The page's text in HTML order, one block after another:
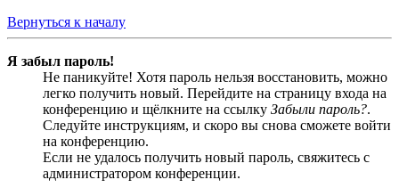
Вернуться к началу
Я забыл пароль!
Не паникуйте! Хотя пароль нельзя восстановить, можно
легко получить новый. Перейдите на страницу входа на
конференцию и щёлкните на ссылку Забыли пароль?.
Следуйте инструкциям, и скоро вы снова сможете войти
на конференцию.
Если не удалось получить новый пароль, свяжитесь с
администратором конференции.